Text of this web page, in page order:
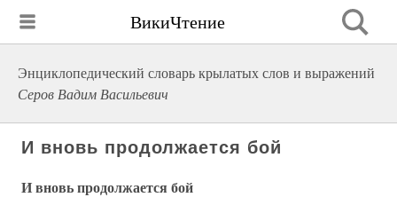
ВикиЧтение
Энциклопедический словарь крылатых слов и выражений
Серов Вадим Васильевич
И вновь продолжается бой
И вновь продолжается бой